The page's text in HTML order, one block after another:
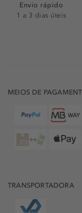
Envio rápido
1 a 3 dias úteis
MEIOS DE
TRANSPORTADORA